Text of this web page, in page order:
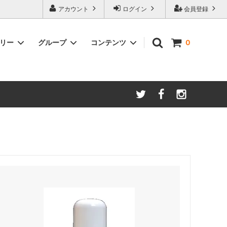
会員登録
ログイン
アカウント
0
ー
手動ミル
アイスコーヒー
グループ
Kalita/カリタ
コンテンツ